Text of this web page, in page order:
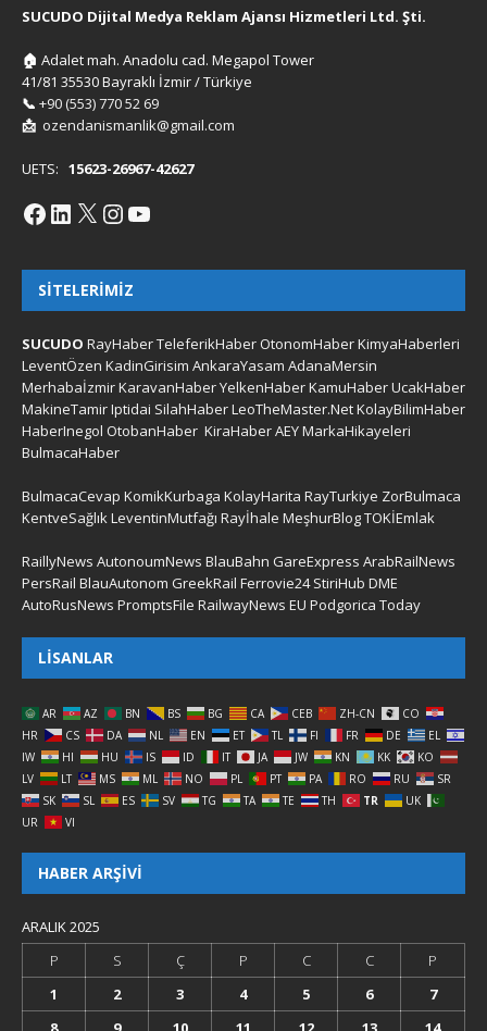
SUCUDO Dijital Medya Reklam Ajansı Hizmetleri Ltd. Şti.
🏠 Adalet mah. Anadolu cad. Megapol Tower
41/81 35530 Bayraklı İzmir / Türkiye
📞 +90 (553) 770 52 69
📩 ozendanismanlik@gmail.com
UETS: 15623-26967-42627
SITELERIMIZ
SUCUDO RayHaberTeleferikHaber OtonomHaberKimyaHaberleri
LeventÖzen KadinGirisim AnkaraYasam AdanaMersin
MerhabaİzmirKaravanHaberYelkenHaberKamuHaberUcakHaber
MakineTamirIptidai SilahHaberLeoTheMaster.NetKolayBilimHaber
HaberInegol OtobanHaber KiraHaberAEYMarkaHikayeleri
BulmacaHaber
BulmacaCevap KomikKurbaga KolayHarita RayTurkiye ZorBulmaca
KentveSağlıkLeventinMutfağı Rayİhale MeşhurBlogTOKİEmlak
RaillyNews AutonoumNews BlauBahn GareExpress ArabRailNews
PersRail BlauAutonom GreekRail Ferrovie24 StiriHub DME
AutoRusNews PromptsFile RailwayNews EU Podgorica Today
LISANLAR
AR AZ BN BS BG CA CEB ZH-CN
CO
HR
CS DA NL EN ET TL FI FR DE
EL
IW
HI HU IS ID IT JA JW KN KK
KO
LV
LT MS ML NO PL PT PA RO RU
SR
SK
SL ES SV TG TA TE TH TR
UK
UR
VI
HABER ARŞIVI
ARALIK 2025
P
S Ç P C C
P
1
2 3 4 5 6
7